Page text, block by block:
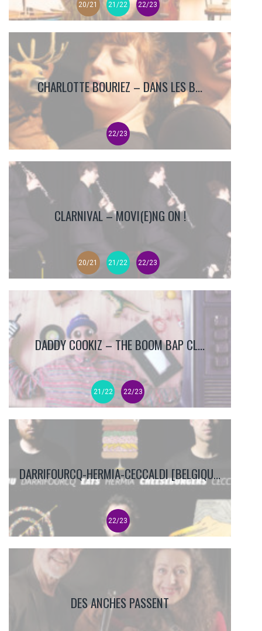
20/21 21/22 22/23
CHARLOTTE BOURIEZ – DANS LES B...
22/23
CLARNIVAL – MOVI(E)NG ON !
20/21 21/22 22/23
DADDY COOKIZ – THE BOOM BAP CL...
21/22 22/23
DARRIFOURCQ-HERMIA-CECCALDI [BELGIQU...
22/23
DES ANCHES PASSENT